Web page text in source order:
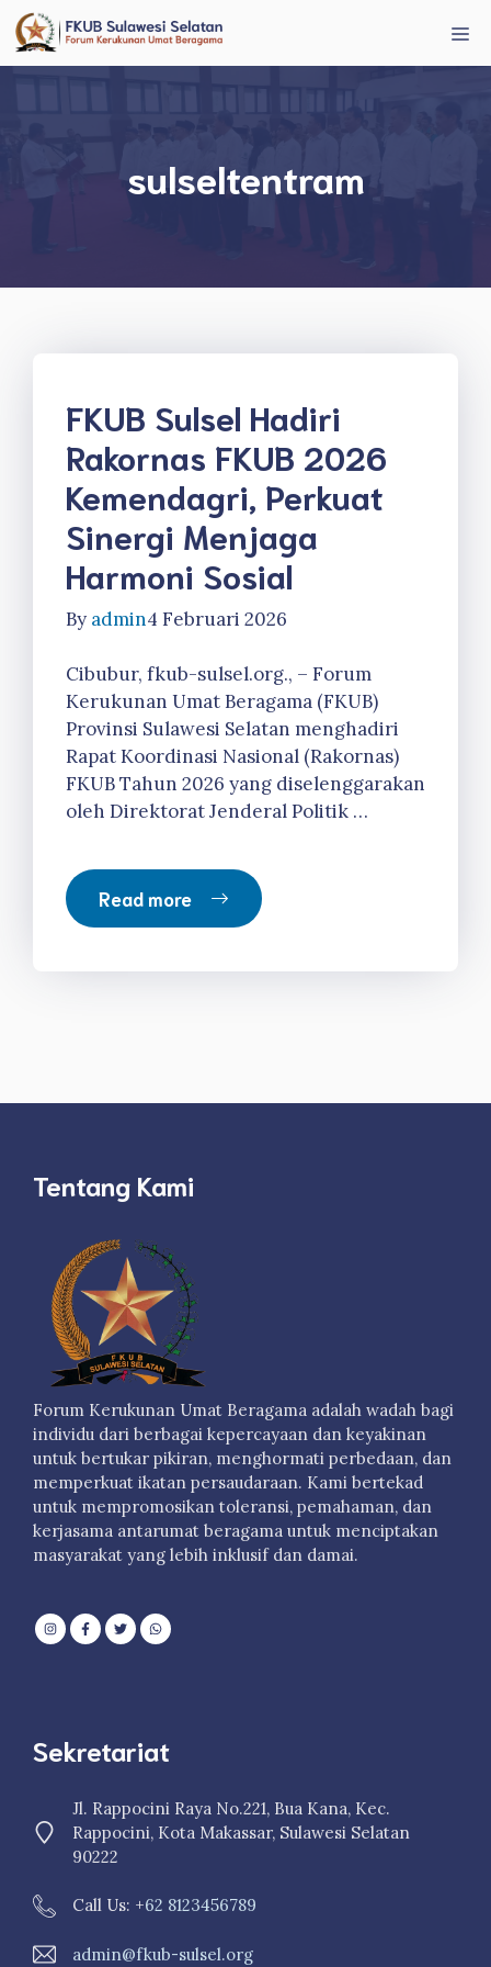
Langsung
ke
isi
sulseltentram
FKUB Sulsel Hadiri
Rakornas FKUB 2026
Kemendagri, Perkuat
Sinergi Menjaga
Harmoni Sosial
By admin4 Februari 2026
Cibubur, fkub-sulsel.org., – Forum
Kerukunan Umat Beragama (FKUB)
Provinsi Sulawesi Selatan menghadiri
Rapat Koordinasi Nasional (Rakornas)
FKUB Tahun 2026 yang diselenggarakan
oleh Direktorat Jenderal Politik …
Read more
Tentang Kami
Forum Kerukunan Umat Beragama adalah wadah bagi
individu dari berbagai kepercayaan dan keyakinan
untuk bertukar pikiran, menghormati perbedaan, dan
memperkuat ikatan persaudaraan. Kami bertekad
untuk mempromosikan toleransi, pemahaman, dan
kerjasama antarumat beragama untuk menciptakan
masyarakat yang lebih inklusif dan damai.
Sekretariat
Jl. Rappocini Raya No.221, Bua Kana, Kec.
Rappocini, Kota Makassar, Sulawesi Selatan
90222
Call Us: +62 8123456789
admin@fkub-sulsel.org